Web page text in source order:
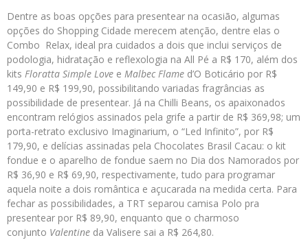
Dentre as boas opções para presentear na ocasião, algumas
opções do Shopping Cidade merecem atenção, dentre elas o
Combo Relax, ideal pra cuidados a dois que inclui serviços de
podologia, hidratação e reflexologia na All Pé a R$ 170, além dos
kits Floratta Simple Love e Malbec Flame d’O Boticário por R$
149,90 e R$ 199,90, possibilitando variadas fragrâncias as
possibilidade de presentear. Já na Chilli Beans, os apaixonados
encontram relógios assinados pela grife a partir de R$ 369,98; um
porta-retrato exclusivo Imaginarium, o “Led Infinito”, por R$
179,90, e delícias assinadas pela Chocolates Brasil Cacau: o kit
fondue e o aparelho de fondue saem no Dia dos Namorados por
R$ 36,90 e R$ 69,90, respectivamente, tudo para programar
aquela noite a dois romântica e açucarada na medida certa. Para
fechar as possibilidades, a TRT separou camisa Polo pra
presentear por R$ 89,90, enquanto que o charmoso
conjunto Valentine da Valisere sai a R$ 264,80.